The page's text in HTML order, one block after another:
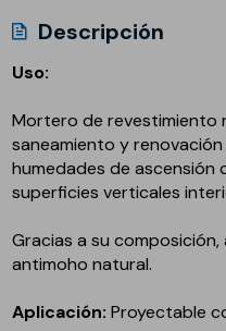
Descripción
Uso:
Mortero de revestimiento
saneamiento y
humedades de ascensión
superficies verticales
Gracias a su
antimoho natural.
Aplicación: Proyectable